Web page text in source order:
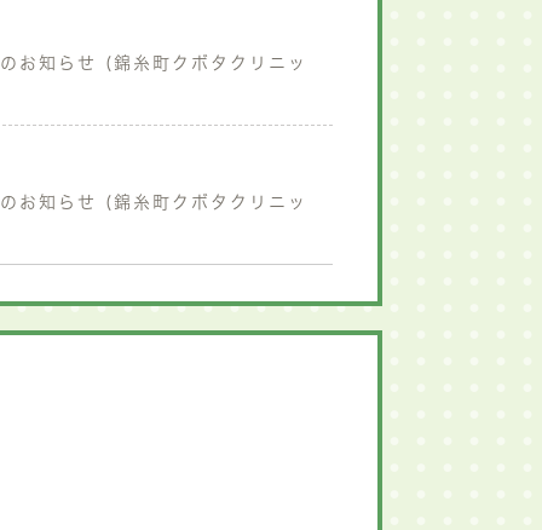
お知らせ (錦糸町クボタクリニッ
お知らせ (錦糸町クボタクリニッ